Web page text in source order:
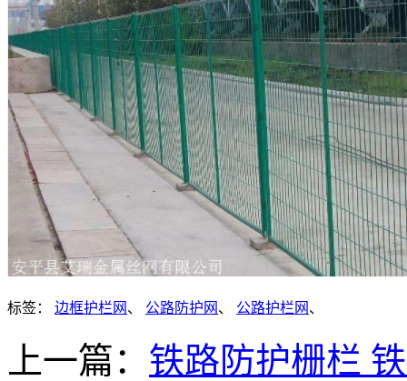
标签： 边框护栏网 、 公路防护网 、 公路护栏网 、
上一篇： 铁路防护栅栏